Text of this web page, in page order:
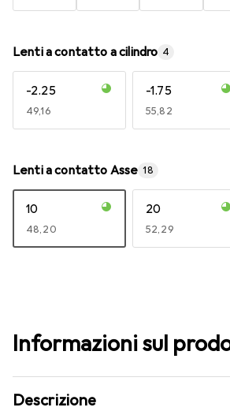
Lenti a contatto a cilindro 4
-2.25
EUR
49,16
-1.75
EUR
55,82
Lenti a contatto Asse 18
10
EUR
48,20
20
EUR
52,29
Informazioni sul
Descrizione